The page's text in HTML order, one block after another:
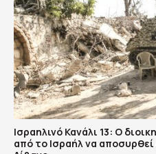
Ισραηλινό Κανάλι 13: Ο
από το Ισραήλ να